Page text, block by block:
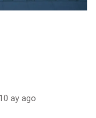
10 ay ago